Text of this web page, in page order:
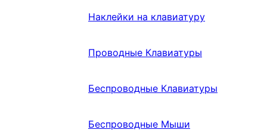
Наклейки на клавиатуру
Проводные Клавиатуры
Беспроводные Клавиатуры
Беспроводные Мыши